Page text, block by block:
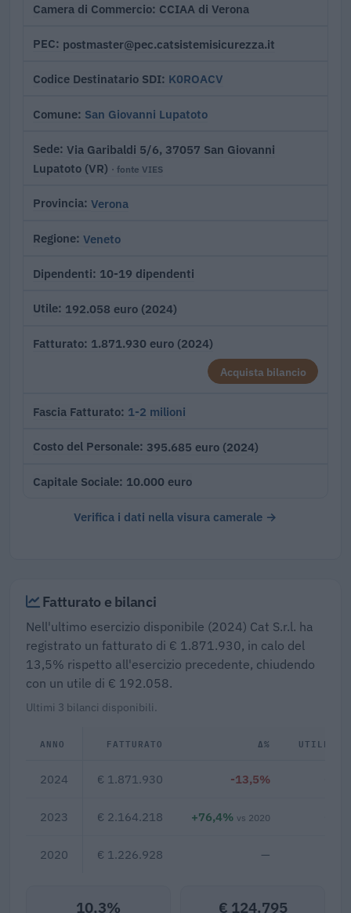
Camera di Commercio CCIAA di Verona
PEC postmaster@pec.catsistemisicurezza.it
Codice Destinatario SDI K0ROACV
Comune San Giovanni Lupatoto
Sede Via Garibaldi 5/6, 37057 San Giovanni
Lupatoto (VR) · fonte VIES
Provincia Verona
Regione Veneto
Dipendenti 10-19 dipendenti
Utile 192.058 euro (2024)
Fatturato 1.871.930 euro (2024)
Acquista bilancio
Fascia Fatturato 1-2 milioni
Costo del Personale 395.685 euro (2024)
Capitale Sociale 10.000 euro
Verifica i dati nella visura camerale →
Fatturato e bilanci
Nell'ultimo esercizio disponibile (2024) Cat S.r.l. ha
registrato un fatturato di € 1.871.930, in calo del
13,5% rispetto all'esercizio precedente, chiudendo
con un utile di € 192.058.
Ultimi 3 bilanci disponibili.
ANNO FATTURATO Δ% UTILE/
2024 € 1.871.930 -13,5%
2023 € 2.164.218 +76,4% vs 2020
2020 € 1.226.928 —
10,3% € 124.795